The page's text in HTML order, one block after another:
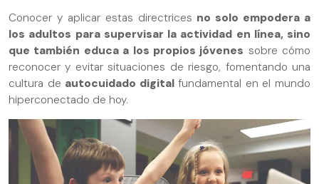
Conocer y aplicar estas directrices no solo empodera a
los adultos para supervisar la actividad en línea, sino
que también educa a los propios jóvenes sobre cómo
reconocer y evitar situaciones de riesgo, fomentando una
cultura de autocuidado digitalfundamental en el mundo
hiperconectado de hoy.